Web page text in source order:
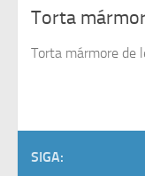
Torta
Torta mármore de
SIGA: